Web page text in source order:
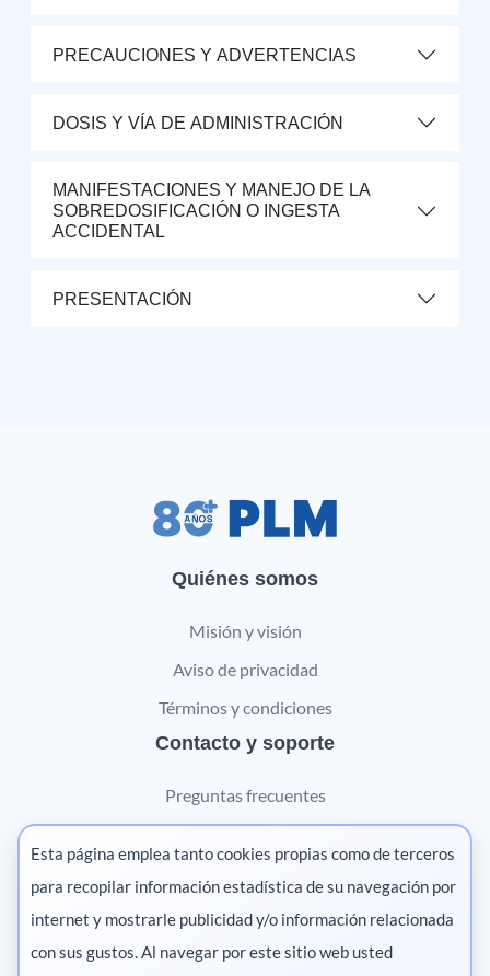
PRECAUCIONES Y ADVERTENCIAS
DOSIS Y VÍA DE ADMINISTRACIÓN
MANIFESTACIONES Y MANEJO DE LA
SOBREDOSIFICACIÓN O INGESTA
ACCIDENTAL
PRESENTACIÓN
Quiénes somos
Misión y visión
Aviso de privacidad
Términos y condiciones
Contacto y soporte
Preguntas frecuentes
Contáctanos
Marketing digital
Pharma
Esta página emplea tanto cookies propias como de terceros
para recopilar información estadística de su navegación por
internet y mostrarle publicidad y/o información relacionada
con sus gustos. Al navegar por este sitio web usted